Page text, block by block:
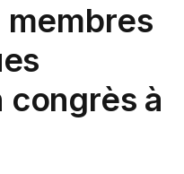
membres
congrès à